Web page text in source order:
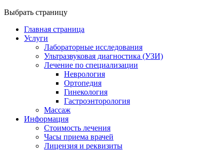
Выбрать страницу
Главная страница
Услуги
Лабораторные исследования
Ультразвуковая диагностика (УЗИ)
Лечение по специализации
Неврология
Ортопедия
Гинекология
Гастроэнторология
Массаж
Информация
Стоимость лечения
Часы приема врачей
Лицензия и реквизиты